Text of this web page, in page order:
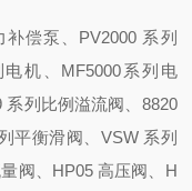
偿泵、PV2000 系列
机、MF5000系列电
列比例溢流阀、8820
平衡滑阀、VSW 系列
阀、HP05 高压阀、H